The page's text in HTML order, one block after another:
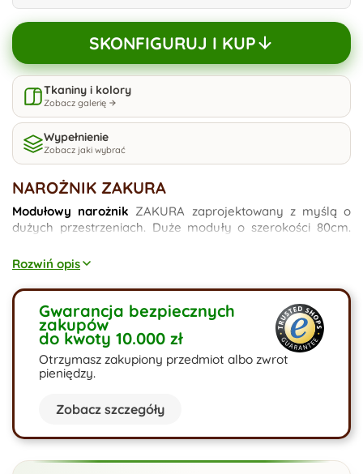
SKONFIGURUJ I KUP
Tkaniny i kolory
Zobacz galerię
Wypełnienie
Zobacz jaki wybrać
NAROŻNIK ZAKURA
Modułowy narożnik ZAKURA zaprojektowany z myślą o
dużych przestrzeniach. Duże moduły o szerokości 80cm.
czemu mebel nabiera lekkości i przytulności. Możesz
podczas konfiguracji wybrać jedną z 12 tkanin, czyniąc
mebel wyjątkowym. Na wizualizacjach przedstawiamy
narożnik w materiale Riviera oraz Sztruksie. Narożnik
wykończony szwem zewnętrznym na wszystkich
krawędziach.
Rozwiń opis
Gwarancja bezpiecznych
zakupów
do kwoty 10.000 zł
Otrzymasz zakupiony przedmiot albo zwrot
pieniędzy.
Zobacz szczegóły